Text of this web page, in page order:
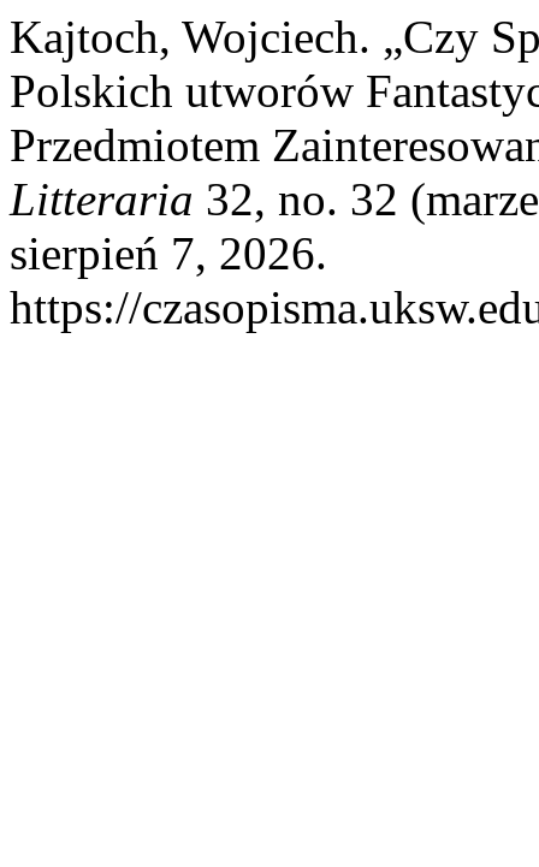
Kajtoch, Wojciech. „Czy
Polskich utworów
Przedmiotem
Litteraria 32, no. 32
sierpień 7, 2026.
https://